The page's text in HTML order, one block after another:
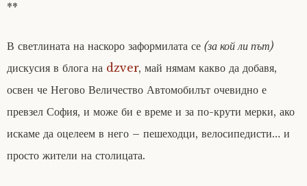
**
В светлината на наскоро заформилата се (за кой ли път)
дискусия в блога на dzver, май нямам какво да добавя,
освен че Негово Величество Автомобилът очевидно е
превзел София, и може би е време и за по-крути мерки, ако
искаме да оцелеем в него – пешеходци, велосипедисти… и
просто жители на столицата.